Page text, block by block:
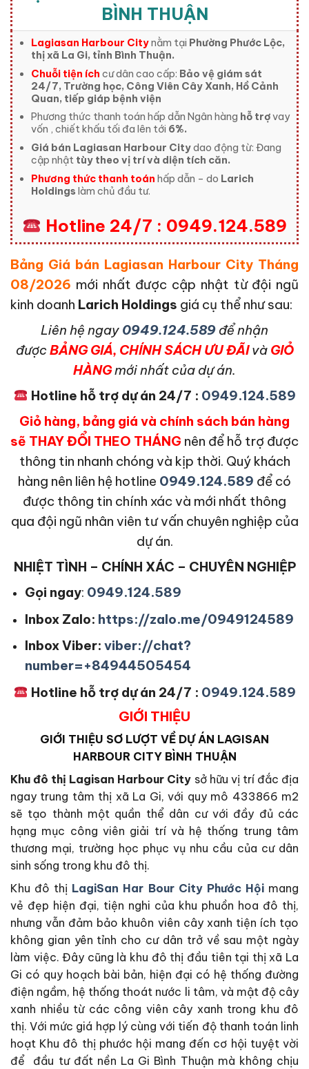
BÌNH THUẬN
Lagiasan Harbour Citynằm tại Phường Phước Lộc,
thị xã La Gi, tỉnh Bình Thuận.
Chuỗi tiện ích cư dân cao cấp: Bảo vệ giám sát
24/7, Trường học, Công Viên Cây Xanh, Hồ Cảnh
Quan, tiếp giáp bệnh viện
Phương thức thanh toán hấp dẫn Ngân hàng hỗ trợvay
vốn , chiết khấu tối đa lên tới 6%.
Giá bán Lagiasan Harbour Citydao động từ: Đang
cập nhậttùy theo vị trí và diện tích căn.
Phương thức thanh toán hấp dẫn – do Larich
Holdings làm chủ đầu tư.
Hotline 24/7 : 0949.124.589
Bảng Giá bán Lagiasan Harbour City Tháng
08/2026 mới nhất được cập nhật từ đội ngũ
kinh doanh Larich Holdings giá cụ thể như sau:
Liên hệ ngay 0949.124.589 để nhận
được BẢNG GIÁ, CHÍNH SÁCH ƯU ĐÃIvà GIỎ
HÀNGmới nhất của dự án.
Hotline hỗ trợ dự án 24/7 : 0949.124.589
Giỏ hàng, bảng giá và chính sách bán hàng
sẽ THAY ĐỔI THEO THÁNG nên để hỗ trợ được
thông tin nhanh chóng và kịp thời. Quý khách
hàng nên liên hệ hotline 0949.124.589 để có
được thông tin chính xác và mới nhất thông
qua đội ngũ nhân viên tư vấn chuyên nghiệp của
dự án.
NHIỆT TÌNH – CHÍNH XÁC – CHUYÊN NGHIỆP
Gọi ngay: 0949.124.589
Inbox Zalo: https://zalo.me/0949124589
Inbox Viber: viber://chat?
number=+84944505454
Hotline hỗ trợ dự án 24/7 : 0949.124.589
GIỚI THIỆU
GIỚI THIỆU SƠ LƯỢT VỀ DỰ ÁN LAGISAN
HARBOUR CITY BÌNH THUẬN
Khu đô thị Lagisan Harbour City sở hữu vị trí đắc địa
ngay trung tâm thị xã La Gi, với quy mô 433866 m2
sẽ tạo thành một quần thể dân cư với đầy đủ các
hạng mục công viên giải trí và hệ thống trung tâm
thương mại, trường học phục vụ nhu cầu của cư dân
sinh sống trong khu đô thị.
Khu đô thị LagiSan Har Bour City Phước Hộimang
vẻ đẹp hiện đại, tiện nghi của khu phuồn hoa đô thị,
nhưng vẫn đảm bảo khuôn viên cây xanh tiện ích tạo
không gian yên tỉnh cho cư dân trở về sau một ngày
làm việc. Đây cũng là khu đô thị đầu tiên tại thị xã La
Gi có quy hoạch bài bản, hiện đại có hệ thống đường
điện ngầm, hệ thống thoát nước li tâm, và mật độ cây
xanh nhiều từ các công viên cây xanh trong khu đô
thị. Với mức giá hợp lý cùng với tiến độ thanh toán linh
hoạt Khu đô thị phước hội mang đến cơ hội tuyệt vời
để đầu tư đất nền La Gi Bình Thuận mà không chịu